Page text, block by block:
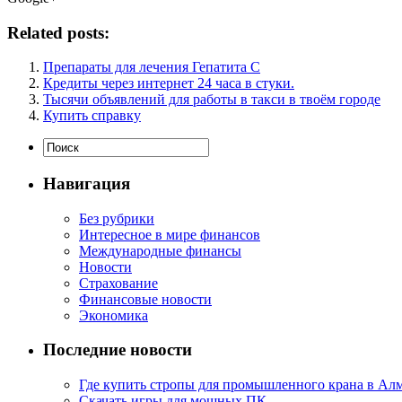
Related posts:
Препараты для лечения Гепатита С
Кредиты через интернет 24 часа в стуки.
Тысячи объявлений для работы в такси в твоём городе
Купить справку
Навигация
Без рубрики
Интересное в мире финансов
Международные финансы
Новости
Страхование
Финансовые новости
Экономика
Последние новости
Где купить стропы для промышленного крана в